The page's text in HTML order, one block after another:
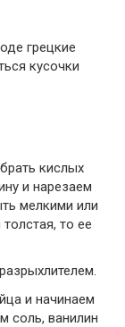
грецкие
кусочки
кислых
и нарезаем
мелкими или
то ее
и начинаем
соль, ванилин